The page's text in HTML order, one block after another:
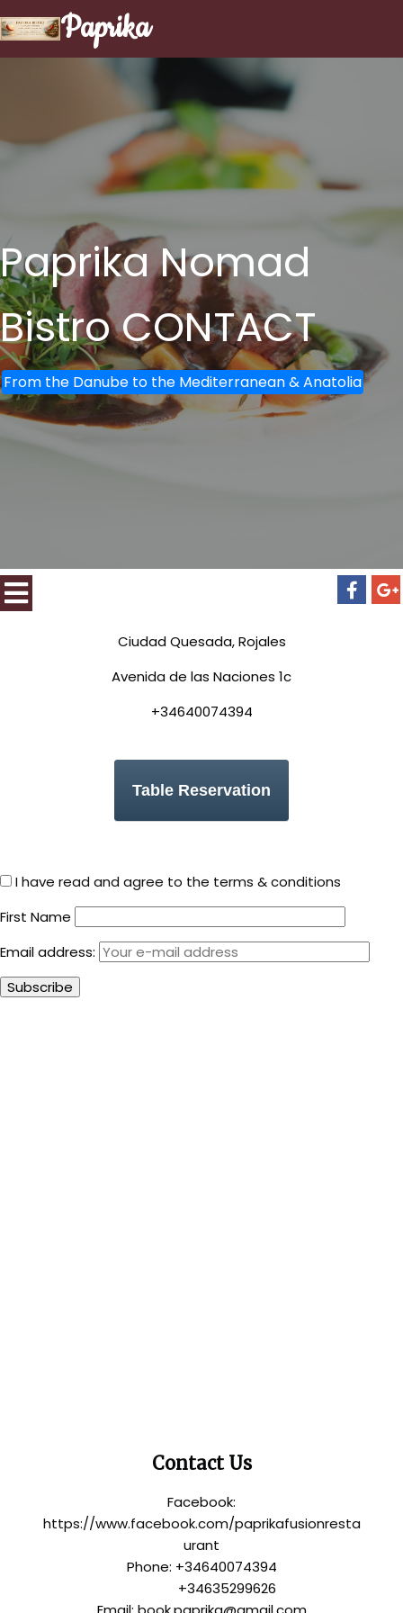
Paprika
Paprika Nomad
BistroCONTACT
From the Danube to the Mediterranean & Anatolia
Ciudad Quesada, Rojales
Avenida de las Naciones 1c
+34640074394
Table Reservation
I have read and agree to the terms & conditions
First Name
Email address:
Contact Us
Facebook:
https://www.facebook.com/paprikafusionresta
urant
Phone: +34640074394
+34635299626